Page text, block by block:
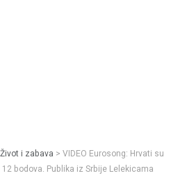
Život i zabava > VIDEO Eurosong: Hrvati su
bodova. Publika iz Srbije Lelekicama